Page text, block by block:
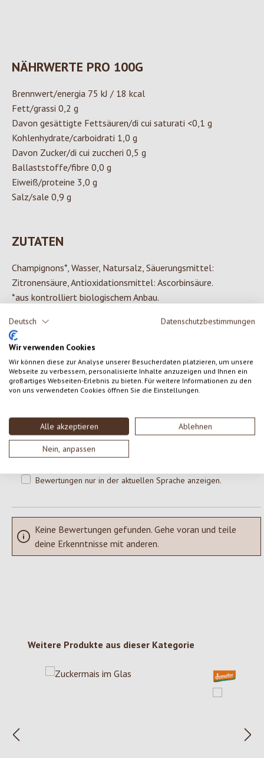
Deutsch Datenschutzbestimmungen
Wir verwenden Cookies
Wir können diese zur Analyse unserer Besucherdaten platzieren, um unsere
Webseite zu verbessern, personalisierte Inhalte anzuzeigen und Ihnen ein
großartiges Webseiten-Erlebnis zu bieten. Für weitere Informationen zu den
von uns verwendeten Cookies öffnen Sie die Einstellungen.
Alle akzeptieren Ablehnen
Nein, anpassen
NÄHRWERTE PRO 100G
Brennwert/energia 75 kJ / 18 kcal
Fett/grassi 0,2 g
Davon gesättigte Fettsäuren/di cui saturati <0,1 g
Kohlenhydrate/carboidrati 1,0 g
Davon Zucker/di cui zuccheri 0,5 g
Ballaststoffe/fibre 0,0 g
Eiweiß/proteine 3,0 g
Salz/sale 0,9 g
ZUTATEN
Champignons*, Wasser, Natursalz, Säuerungsmittel:
Zitronensäure, Antioxidationsmittel: Ascorbinsäure.
*aus kontrolliert biologischem Anbau.
Durchschnittliche Bewertung von 0 von 5 Sternen
Gib eine Bewertung ab!
Teile deine Erfahrungen mit dem Produkt mit anderen Kunden.
SCHREIBE EINE BEWERTUNG
Bewertungen nur in der aktuellen Sprache anzeigen.
Keine Bewertungen gefunden. Gehe voran und teile
deine Erkenntnisse mit anderen.
Produktgalerie überspringen
Weitere Produkte aus dieser Kategorie